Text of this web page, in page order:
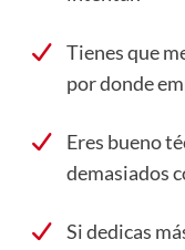
Tienes que
por donde
Eres bueno
demasiados
Si dedicas